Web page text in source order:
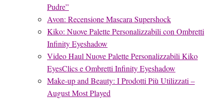
Pudre”
Avon: Recensione Mascara Supershock
Kiko: Nuove Palette Personalizzabili con Ombretti
Infinity Eyeshadow
Video Haul Nuove Palette Personalizzabili Kiko
EyesClics e Ombretti Infinity Eyeshadow
Make-up and Beauty: I Prodotti Più Utilizzati –
August Most Played